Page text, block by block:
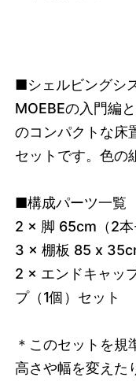
■シェルビングシ
MOEBEの入門編
のコンパクトな床
セットです。色の
■構成パーツ一覧
2 × 脚 65cm（2本
3 × 棚板 85 x
2 × エンドキャッ
プ（1個）セット
＊このセットを規
高さや幅を変えた